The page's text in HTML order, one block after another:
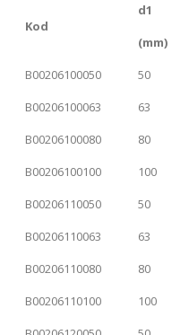
Kod
d1
(mm)
B00206100050
50
B00206100063
63
B00206100080
80
B00206100100
100
B00206110050
50
B00206110063
63
B00206110080
80
B00206110100
100